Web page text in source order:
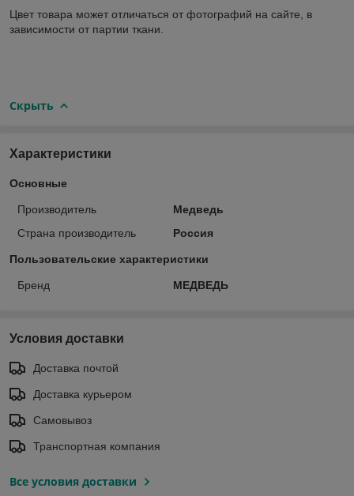
Цвет товара может отличаться от фотографий на сайте, в
зависимости от партии ткани.
Скрыть
Характеристики
Основные
Производитель
Медведь
Страна производитель
Россия
Пользовательские характеристики
Бренд МЕДВЕДЬ
Условия доставки
Доставка почтой
Доставка курьером
Самовывоз
Транспортная компания
Все условия доставки